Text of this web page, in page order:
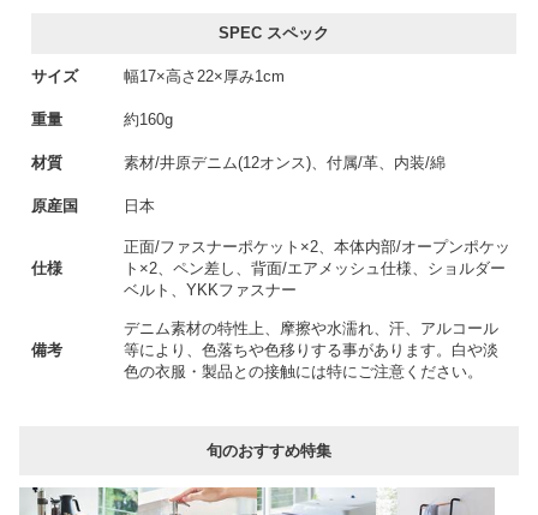
SPEC スペック
サイズ 幅17×高さ22×厚み1cm
重量 約160g
材質 素材/井原デニム(12オンス)、付属/革、内装/綿
原産国 日本
仕様
正面/ファスナーポケット×2、本体内部/オープンポケッ
ト×2、ペン差し、背面/エアメッシュ仕様、ショルダー
ベルト、YKKファスナー
備考
デニム素材の特性上、摩擦や水濡れ、汗、アルコール
等により、色落ちや色移りする事があります。白や淡
色の衣服・製品との接触には特にご注意ください。
旬のおすすめ特集